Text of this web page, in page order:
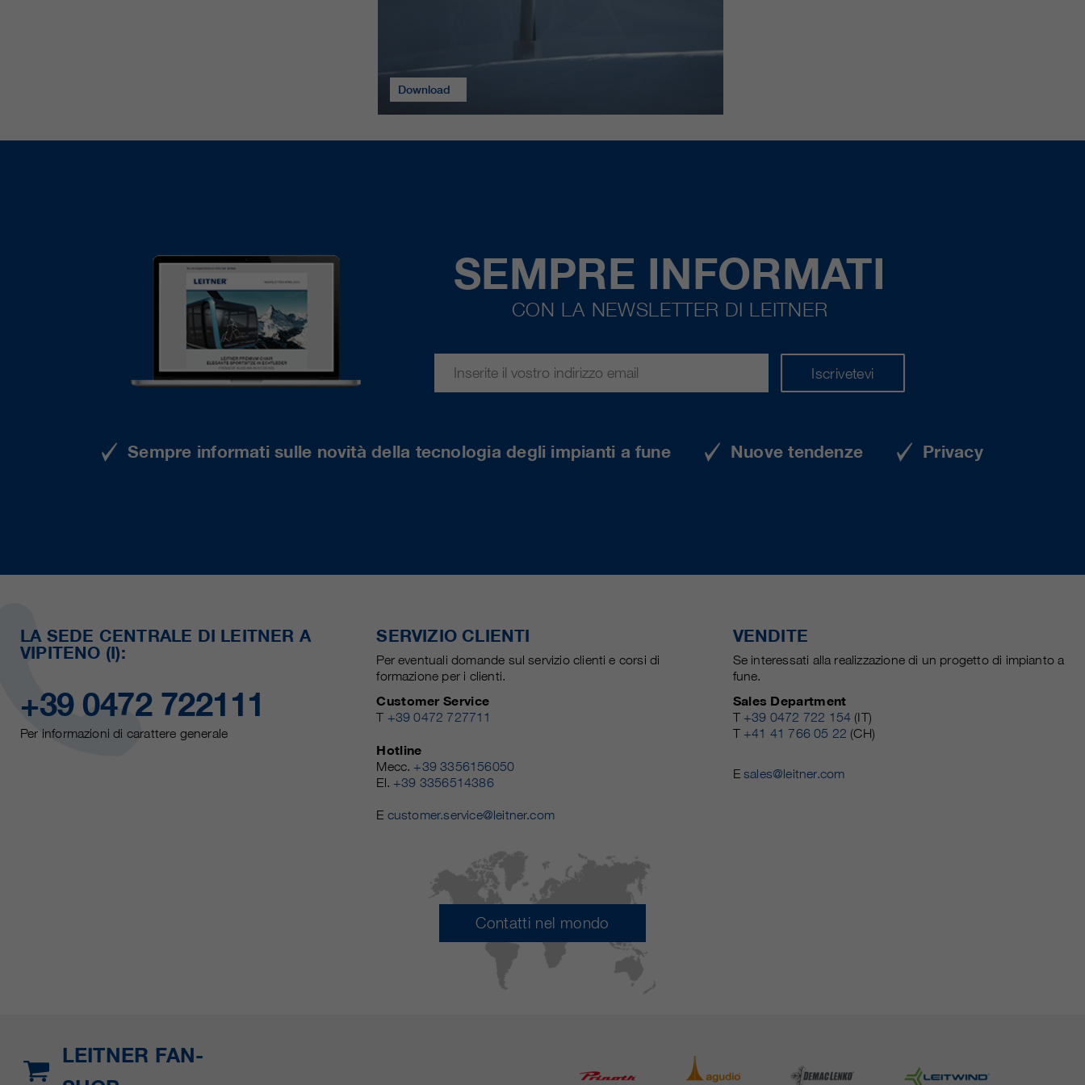
Download
SEMPRE INFORMATI
CON LA NEWSLETTER DI LEITNER
Iscrivetevi
Sempre informati sulle novità della tecnologia degli impianti a fune Nuove tendenze Privacy
LA SEDE CENTRALE DI LEITNER A
VIPITENO (I):
+39 0472 722111
Per informazioni di carattere generale
SERVIZIO CLIENTI
Per eventuali domande sul servizio clienti e corsi di
formazione per i clienti.
Customer Service
T +39 0472 727711
Hotline
Mecc. +39 3356156050
El. +39 3356514386
E customer.service@leitner.com
VENDITE
Se interessati alla realizzazione di un progetto di impianto a
fune.
Sales Department
T +39 0472 722 154 (IT)
T +41 41 766 05 22 (CH)
Esales@leitner.com
Contatti nel mondo
LEITNER FAN-